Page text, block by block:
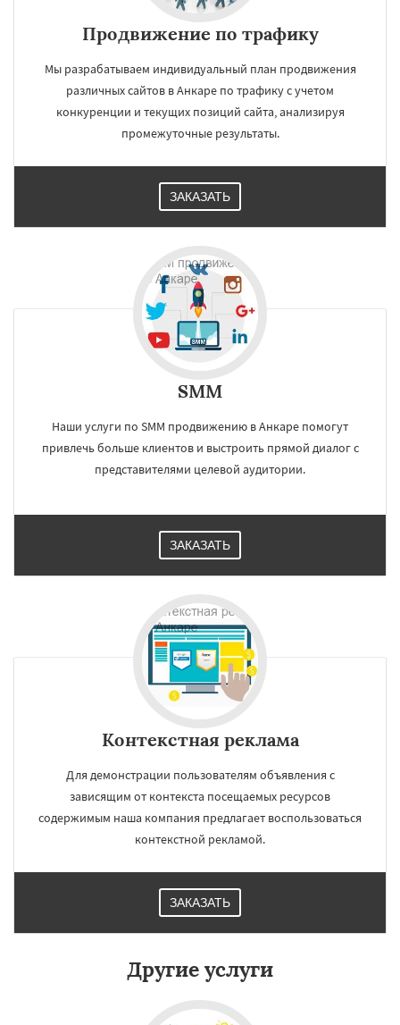
Лос-Анджелес Тайбэй
Берлин
Пусан
Продвижение по трафику
Мы разрабатываем индивидуальный план продвижения
различных сайтов в Анкаре по трафику с учетом
конкуренции и текущих позиций сайта, анализируя
промежуточные результаты.
ЗАКАЗАТЬ
SMM
Наши услуги по SMM продвижению в Анкаре помогут
привлечь больше клиентов и выстроить прямой диалог с
представителями целевой аудитории.
ЗАКАЗАТЬ
Контекстная реклама
Для демонстрации пользователям объявления с
зависящим от контекста посещаемых ресурсов
содержимым наша компания предлагает воспользоваться
контекстной рекламой.
ЗАКАЗАТЬ
Другие услуги